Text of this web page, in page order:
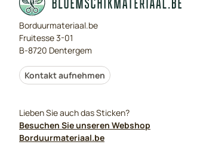
Borduurmateriaal.be
Fruitesse 3-01
B-8720 Dentergem
Kontakt aufnehmen
Lieben Sie auch das Sticken?
Besuchen Sie unseren Webshop
Borduurmateriaal.be